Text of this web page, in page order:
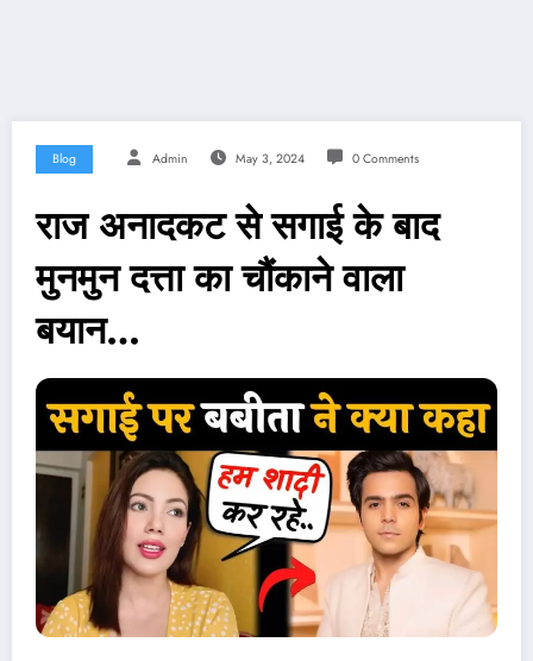
Blog Admin May 3, 2024 0 Comments
राज अनादकट से सगाई के बाद
मुनमुन दत्ता का चौंकाने वाला
बयान…